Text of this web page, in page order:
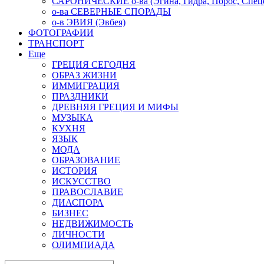
о-ва СЕВЕРНЫЕ СПОРАДЫ
о-в ЭВИЯ (Эвбея)
ФОТОГРАФИИ
ТРАНСПОРТ
Еще
ГРЕЦИЯ СЕГОДНЯ
ОБРАЗ ЖИЗНИ
ИММИГРАЦИЯ
ПРАЗДНИКИ
ДРЕВНЯЯ ГРЕЦИЯ И МИФЫ
МУЗЫКА
КУХНЯ
ЯЗЫК
МОДА
ОБРАЗОВАНИЕ
ИСТОРИЯ
ИСКУССТВО
ПРАВОСЛАВИЕ
ДИАСПОРА
БИЗНЕС
НЕДВИЖИМОСТЬ
ЛИЧНОСТИ
ОЛИМПИАДА